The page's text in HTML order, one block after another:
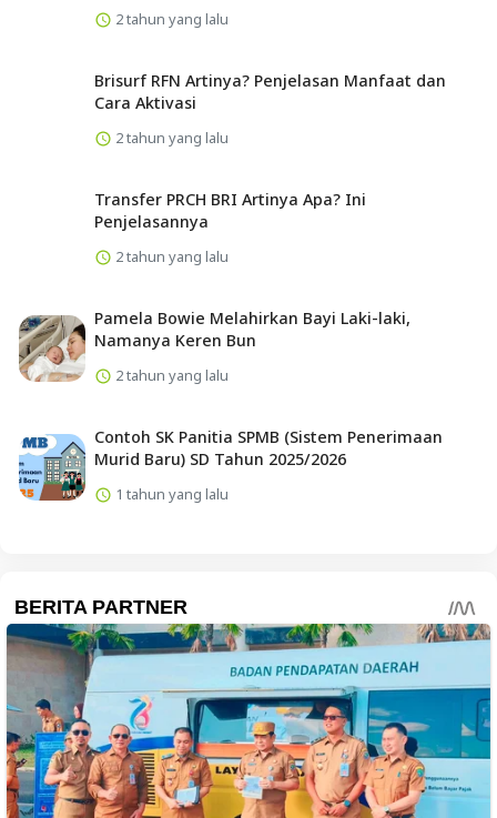
2 tahun yang lalu
Brisurf RFN Artinya? Penjelasan Manfaat dan
Cara Aktivasi
2 tahun yang lalu
Transfer PRCH BRI Artinya Apa? Ini
Penjelasannya
2 tahun yang lalu
Pamela Bowie Melahirkan Bayi Laki-laki,
Namanya Keren Bun
2 tahun yang lalu
Contoh SK Panitia SPMB (Sistem Penerimaan
Murid Baru) SD Tahun 2025/2026
1 tahun yang lalu